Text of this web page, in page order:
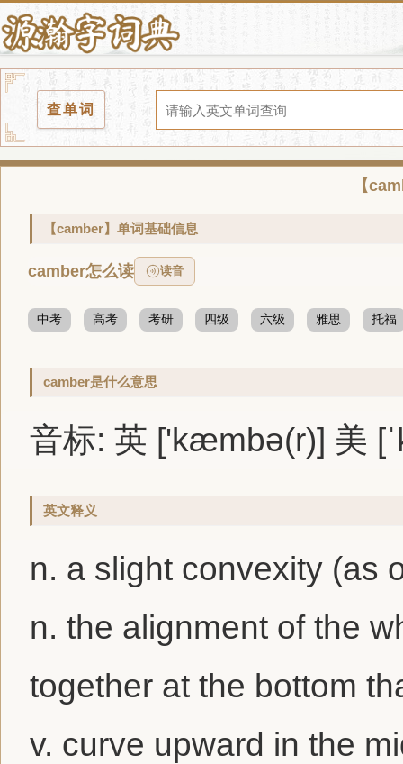
查单词
【
【camber】单词基础信息
camber怎么读 读音
中考 高考 考研 四级 六级 雅思 托福
camber是什么意思
音标: 英 ['kæmbə(r)] 美
英文释义
n. a slight convexity (as
n. the alignment of the
together at the bottom
v. curve upward in the